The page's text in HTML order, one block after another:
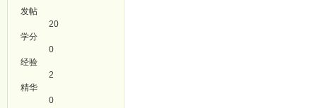
发帖
20
学分
0
经验
2
精华
0